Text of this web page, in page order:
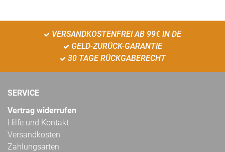
VERSANDKOSTENFREI AB 99€ IN DE
GELD-ZURÜCK-GARANTIE
30 TAGE RÜCKGABERECHT
SERVICE
Vertrag widerrufen
Hilfe und Kontakt
Versandkosten
Zahlungsarten